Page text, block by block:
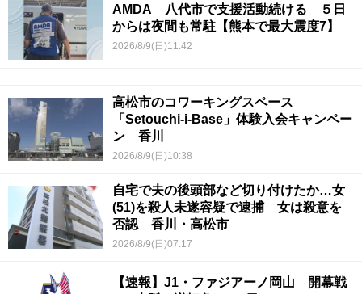
AMDA 八代市で支援活動続ける ５日
からは夜間も常駐【熊本で最大震度7】
2026/8/9(日)11:42
高松市のコワーキングスペース
「Setouchi-i-Base」体験入会キャンペー
ン 香川
2026/8/9(日)10:38
自宅で夫の後頭部など切り付けたか…女
(51)を殺人未遂容疑で逮捕 女は殺意を
否認 香川・高松市
2026/8/9(日)07:17
【速報】J1・ファジアーノ岡山 開幕戦